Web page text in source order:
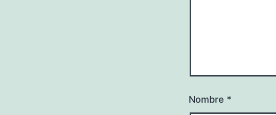
Nombre *